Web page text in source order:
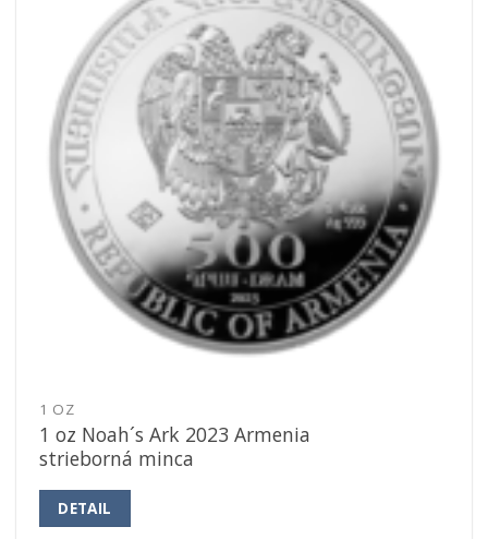
1 OZ
1 oz Noah´s Ark 2023 Armenia
strieborná minca
DETAIL